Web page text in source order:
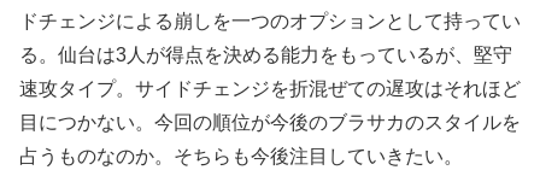
ドチェンジによる崩しを一つのオプションとして持ってい
る。仙台は3人が得点を決める能力をもっているが、堅守
速攻タイプ。サイドチェンジを折混ぜての遅攻はそれほど
目につかない。今回の順位が今後のブラサカのスタイルを
占うものなのか。そちらも今後注目していきたい。